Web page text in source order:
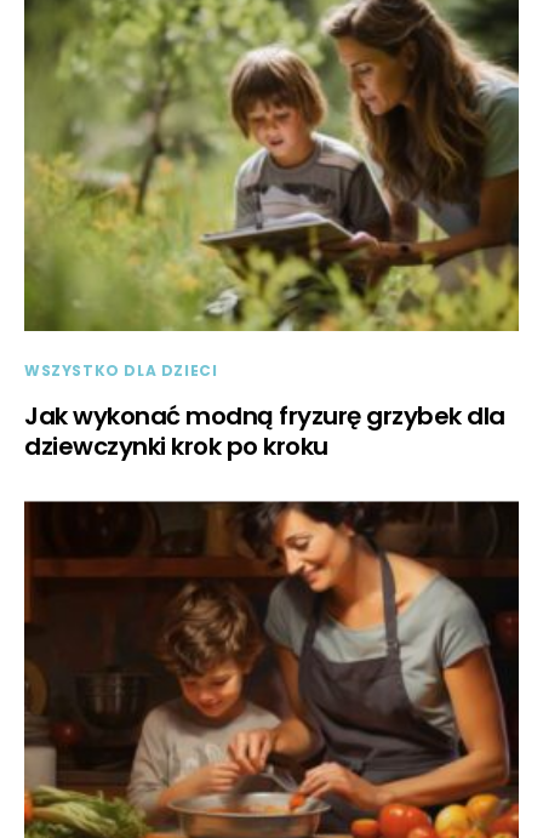
WSZYSTKO DLA DZIECI
Jak wykonać modną fryzurę grzybek dla
dziewczynki krok po kroku